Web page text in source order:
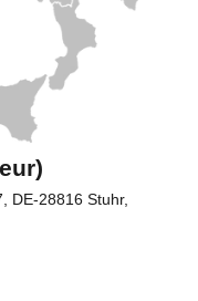
DE-28816 Stuhr,